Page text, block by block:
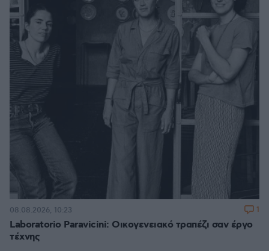
Laboratorio Paravicini: Οικογενειακό τραπέζι σαν έργο
τέχνης
08.08.2026, 10:23 1